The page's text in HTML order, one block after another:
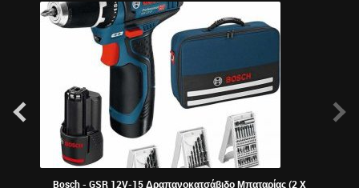
Bosch - GSR 12V-15 Δραπανοκατσάβιδο Μπαταρίας (2 X